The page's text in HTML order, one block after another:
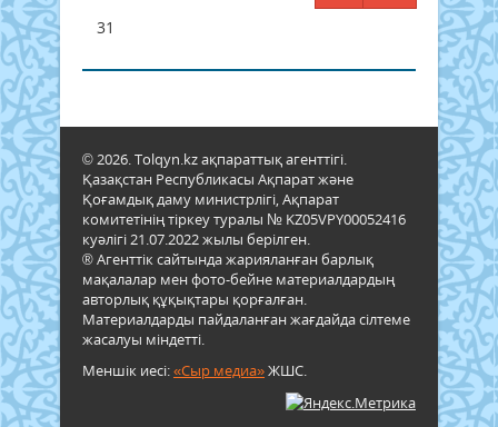
31
© 2026. Tolqyn.kz ақпараттық агенттігі.
Қазақстан Республикасы Ақпарат және
Қоғамдық даму министрлігі, Ақпарат
комитетінің тіркеу туралы № KZ05VPY00052416
куәлігі 21.07.2022 жылы берілген.
® Агенттік сайтында жарияланған барлық
мақалалар мен фото-бейне материалдардың
авторлық құқықтары қорғалған.
Материалдарды пайдаланған жағдайда сілтеме
жасалуы міндетті.
Меншік иесі:«Сыр медиа»ЖШС.